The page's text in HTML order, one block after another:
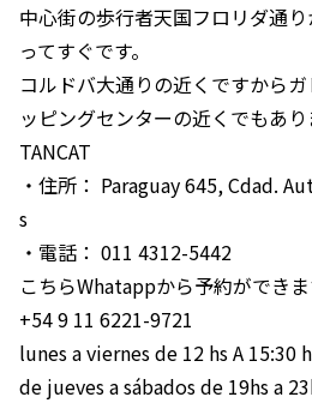
中心街の歩行者天国フロリダ通
ってすぐです。
コルドバ大通りの近くですから
ッピングセンターの近くでもあり
TANCAT
・住所： Paraguay 645, Cdad.
s
・電話： 011 4312-5442
こちらWhatappから予約ができま
+54 9 11 6221-9721
lunes a viernes de 12 hs A 15:30
de jueves a sábados de 19hs a